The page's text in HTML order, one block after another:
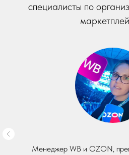
специалисты по
Менеджер WB и OZON,